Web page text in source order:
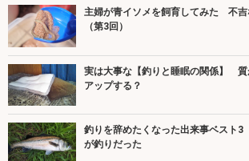
主婦が青イソメを飼育してみた 不吉
（第3回）
実は大事な【釣りと睡眠の関係】 質
アップする？
釣りを辞めたくなった出来事ベスト
が釣りだった